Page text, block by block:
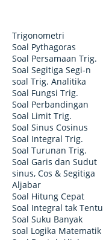
Trigonometri
Soal Pythagoras
Soal Persamaan Trig.
Soal Segitiga Segi-n
soal Trig. Analitika
Soal Fungsi Trig.
Soal Perbandingan
Soal Limit Trig.
Soal Sinus Cosinus
Soal Integral Trig.
Soal Turunan Trig.
Soal Garis dan Sudut
sinus, Cos & Segitiga
Aljabar
Soal Hitung Cepat
Soal Integral tak Tentu
Soal Suku Banyak
soal Logika Matematik